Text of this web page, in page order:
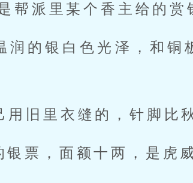
帮派里某个香主给的赏
润的银白色光泽，和铜
用旧里衣缝的，针脚比
银票，面额十两，是虎